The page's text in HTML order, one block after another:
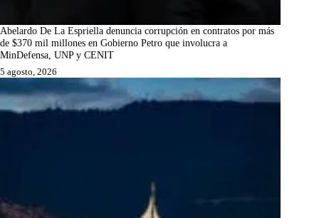
Abelardo De La Espriella denuncia corrupción en contratos por más
de $370 mil millones en Gobierno Petro que involucra a
MinDefensa, UNP y CENIT
5 agosto, 2026